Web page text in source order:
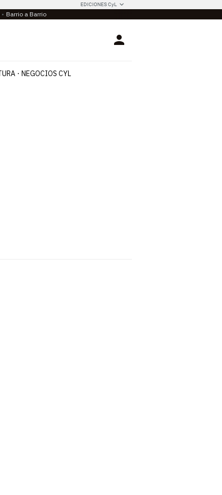
EDICIONES CyL
Barrio a Barrio
Login
NEGOCIOS CYL